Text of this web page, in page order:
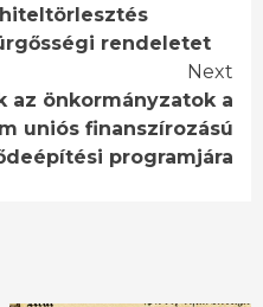
rendeletet
Next
az önkormányzatok a
uniós finanszírozású
programjára